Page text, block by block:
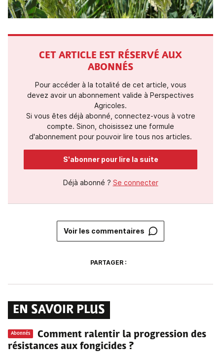
CET ARTICLE EST RÉSERVÉ AUX
ABONNÉS
Pour accéder à la totalité de cet article, vous
devez avoir un abonnement valide à Perspectives
Agricoles.
Si vous êtes déjà abonné, connectez-vous à votre
compte. Sinon, choisissez une formule
d'abonnement pour pouvoir lire tous nos articles.
S'abonner pour lire la suite
Déjà abonné ? Se connecter
Voir les commentaires
PARTAGER :
EN SAVOIR PLUS
Abonnés
Comment ralentir la progression des
résistances aux fongicides ?